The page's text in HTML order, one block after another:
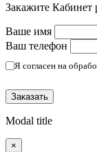
Закажите Кабинет
Ваше имя
Ваш телефон
Я согласен на
Modal title
×